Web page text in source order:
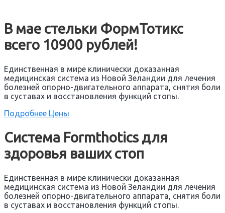
В мае стельки ФормТотикс
всего 10900 рублей!
Eдинственная в мире клинически доказанная
медицинская система из Новой Зеландии для лечения
болезней опорно-двигательного аппарата, снятия боли
в суставах и восстановления функций стопы.
Подробнее Цены
Система Formthotics для
здоровья ваших стоп
Eдинственная в мире клинически доказанная
медицинская система из Новой Зеландии для лечения
болезней опорно-двигательного аппарата, снятия боли
в суставах и восстановления функций стопы.